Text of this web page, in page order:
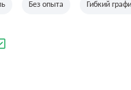
территории
бренды кормов
Без опыта Гибкий